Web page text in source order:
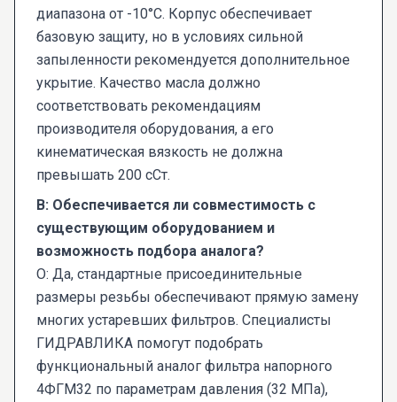
диапазона от -10°С. Корпус обеспечивает
базовую защиту, но в условиях сильной
запыленности рекомендуется дополнительное
укрытие. Качество масла должно
соответствовать рекомендациям
производителя оборудования, а его
кинематическая вязкость не должна
превышать 200 сСт.
В: Обеспечивается ли совместимость с
существующим оборудованием и
возможность подбора аналога?
О: Да, стандартные присоединительные
размеры резьбы обеспечивают прямую замену
многих устаревших фильтров. Специалисты
ГИДРАВЛИКА помогут подобрать
функциональный аналог фильтра напорного
4ФГМ32 по параметрам давления (32 МПа),